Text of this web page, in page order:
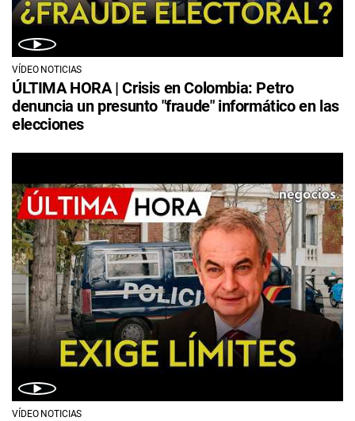
VÍDEO NOTICIAS
ÚLTIMA HORA | Crisis en Colombia: Petro
denuncia un presunto "fraude" informático en las
elecciones
VÍDEO NOTICIAS